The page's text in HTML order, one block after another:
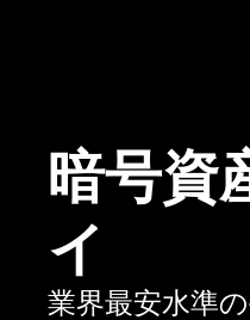
暗号資
イ
業界最安水準